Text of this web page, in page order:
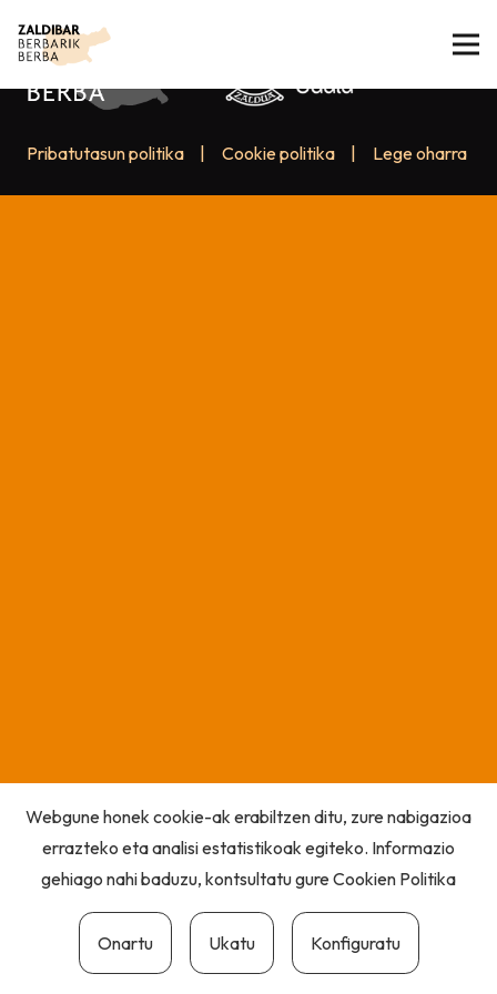
Pribatutasun politika Cookie politika Lege oharra
Webgune honek cookie-ak erabiltzen ditu, zure nabigazioa
errazteko eta analisi estatistikoak egiteko. Informazio
gehiago nahi baduzu, kontsultatu gureCookien Politika
Onartu Ukatu Konfiguratu